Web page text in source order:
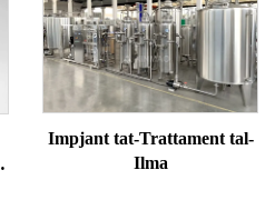
Impjant tat-Trattament tal-
Ilma